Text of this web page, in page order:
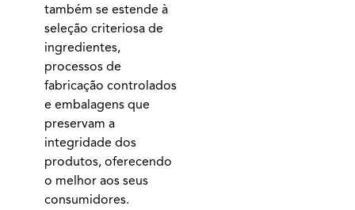
também se estende à
seleção criteriosa de
ingredientes,
processos de
fabricação controlados
e embalagens que
preservam a
integridade dos
produtos, oferecendo
o melhor aos seus
consumidores.